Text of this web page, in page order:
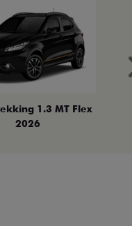
1.3 MT Flex
2026